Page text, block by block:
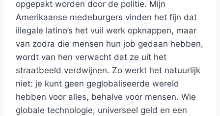
opgepakt worden door de politie. Mijn
Amerikaanse medeburgers vinden het fijn dat
illegale latino’s het vuil werk opknappen, maar
van zodra die mensen hun job gedaan hebben,
wordt van hen verwacht dat ze uit het
straatbeeld verdwijnen. Zo werkt het natuurlijk
niet: je kunt geen geglobaliseerde wereld
hebben voor alles, behalve voor mensen. Wie
globale technologie, universeel geld en een